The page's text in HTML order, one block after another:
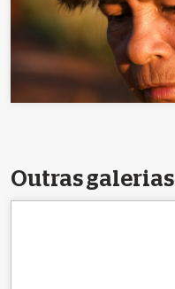
Outras galerias